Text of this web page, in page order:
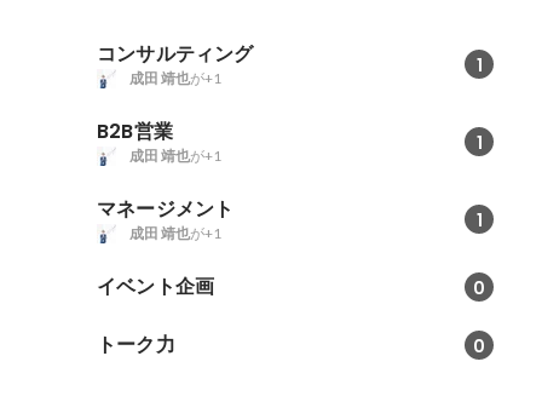
コンサルティング 1
成田 靖也が+1
B2B営業 1
成田 靖也が+1
マネージメント 1
成田 靖也が+1
イベント企画 0
トーク力 0